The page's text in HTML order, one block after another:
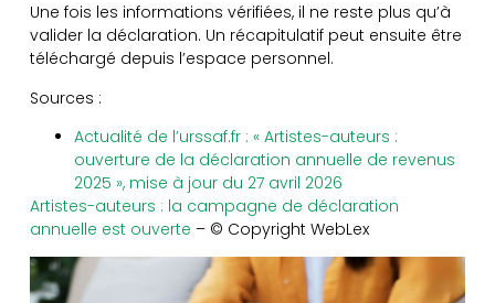
Une fois les informations vérifiées, il ne reste plus qu’à
valider la déclaration. Un récapitulatif peut ensuite être
téléchargé depuis l’espace personnel.
Sources :
Actualité de l’urssaf.fr : « Artistes-auteurs :
ouverture de la déclaration annuelle de revenus
2025 », mise à jour du 27 avril 2026
Artistes-auteurs : la campagne de déclaration
annuelle est ouverte – © Copyright WebLex